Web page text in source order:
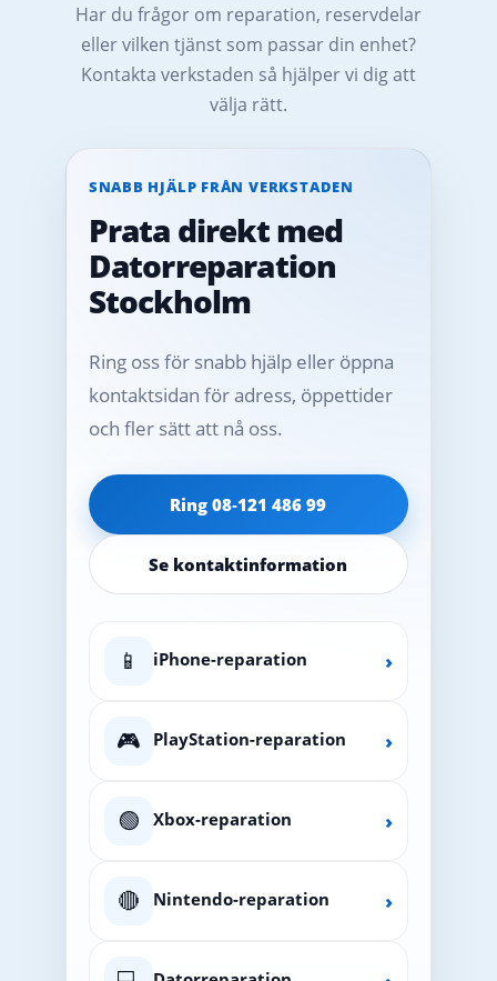
Har du frågor om reparation, reservdelar
eller vilken tjänst som passar din enhet?
Kontakta verkstaden så hjälper vi dig att
välja rätt.
SNABB HJÄLP FRÅN VERKSTADEN
Prata direkt med
Datorreparation
Stockholm
Ring oss för snabb hjälp eller öppna
kontaktsidan för adress, öppettider
och fler sätt att nå oss.
Ring 08‑121 486 99
Se kontaktinformation
📱 iPhone-reparation ›
🎮 PlayStation-reparation ›
🟢 Xbox-reparation ›
🔴 Nintendo-reparation ›